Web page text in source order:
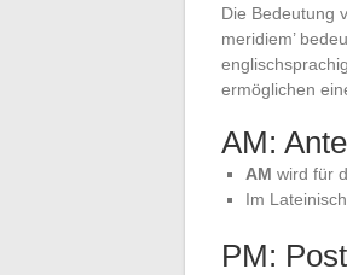
Die Bedeutung
meridiem’
ermöglichen
AM:
AM wird für
Im
PM: